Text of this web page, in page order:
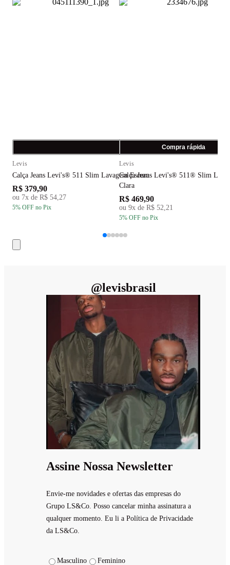
Compra rápida
Levis
Calça Jeans Levi's® 511 Slim Lavagem Escura
R$ 379,90
ou 7x de R$ 54,27
5% OFF no Pix
Compra rápida
Levis
Calça Jeans Levi's® 511® Slim
Clara
R$ 469,90
ou 9x de R$ 52,21
5% OFF no Pix
@levisbrasil
Assine Nossa Newsletter
Envie-me novidades e ofertas das empresas do
Grupo LS&Co. Posso cancelar minha assinatura a
qualquer momento. Eu li a Política de Privacidade
da LS&Co.
Masculino Feminino